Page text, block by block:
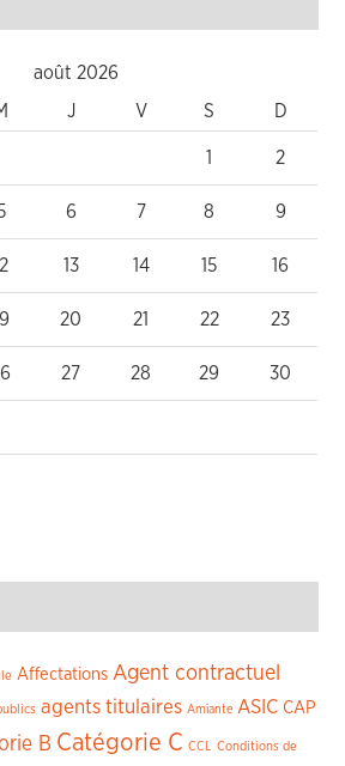
août 2026
J V S D
1 2
6 7 8 9
13 14 15 16
20 21 22 23
27 28 29 30
Affectations Agent contractuel
agents titulaires Amiante ASIC CAP
B Catégorie C CCL Conditions de